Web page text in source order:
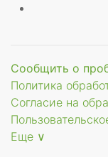
Сообщить о
Политика
Согласие на
Еще ∨